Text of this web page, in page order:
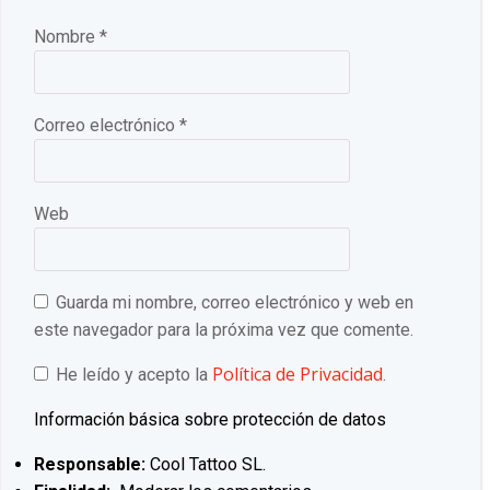
Nombre *
Correo electrónico *
Web
Guarda mi nombre, correo electrónico y web en
este navegador para la próxima vez que comente.
He leído y acepto la Política de Privacidad.
Información básica sobre protección de datos
Responsable: Cool Tattoo SL.